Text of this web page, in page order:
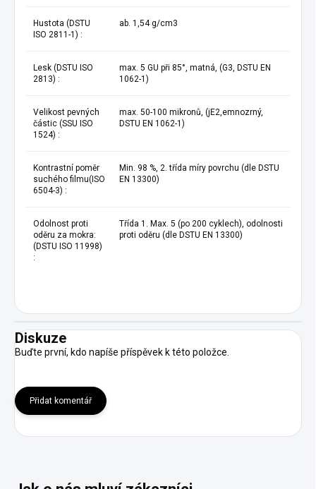
Hustota (DSTU
ISO 2811-1) :
ab. 1,54 g/cm3
Lesk (DSTU ISO
2813) :
max. 5 GU při 85°, matná, (G3, DSTU EN
1062-1)
Velikost pevných
částic (SSU ISO
1524) :
max. 50-100 mikronů, (jE2,emnozrný,
DSTU EN 1062-1)
Kontrastní poměr
suchého filmu(ISO
6504-3) :
Min. 98 %, 2. třída míry povrchu (dle DSTU
EN 13300)
Odolnost proti
oděru za mokra:
(DSTU ISO 11998)
:
Třída 1. Max. 5 (po 200 cyklech), odolnosti
proti oděru (dle DSTU EN 13300)
Diskuze
Buďte první, kdo napíše příspěvek k této položce.
Přidat komentář